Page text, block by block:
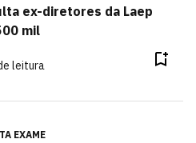
ex-diretores da Laep
mil
leitura
EXAME